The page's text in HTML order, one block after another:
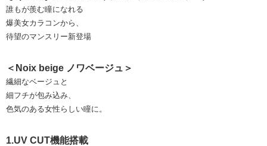
誰もが羨む瞳になれる
爆美女カラコンから、
待望のマンスリー新登場
＜Noix beige ノワベージュ＞
繊細なベージュと
細フチが包み込み、
色気のある女性らしい瞳に。
1.UV CUT機能搭載